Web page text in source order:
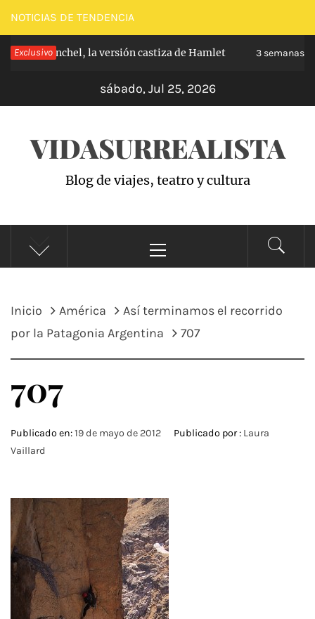
Saltar
al
contenido
NOTICIAS DE TENDENCIA
Exclusivo
Carabanchel, la versión castiza de Hamlet 3 semanas
sábado, Jul 25, 2026
VIDASURREALISTA
Blog de viajes, teatro y cultura
principal
Inicio América
Así terminamos el recorrido
por la Patagonia Argentina
707
707
Publicado en:19 de mayo de 2012 Publicado por : Laura
Vaillard